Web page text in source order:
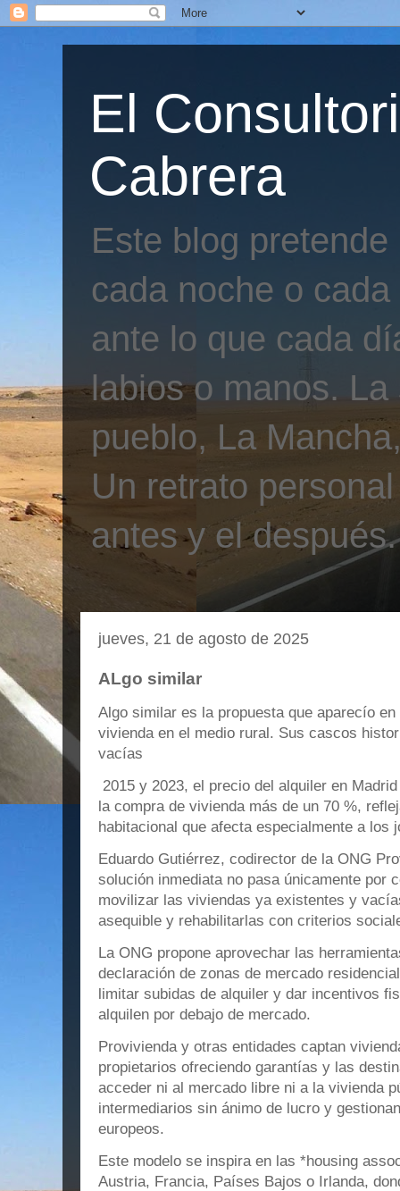
El
Cabrera
Este blog
cada noche o
ante lo que cada
labios o manos.
pueblo, La
Un retrato
antes y el después.
jueves, 21 de agosto de 2025
ALgo similar
Algo similar es la propuesta que aparecío
vivienda en el medio rural. Sus cascos
vacías
2015 y 2023, el precio del alquiler en
la compra de vivienda más de un 70 %,
habitacional que afecta especialmente a
Eduardo Gutiérrez, codirector de la ONG
solución inmediata no pasa únicamente por
movilizar las viviendas ya existentes y
asequible y rehabilitarlas con criterios
La ONG propone aprovechar las
declaración de zonas de mercado
limitar subidas de alquiler y dar incentivos
alquilen por debajo de mercado.
Provivienda y otras entidades captan
propietarios ofreciendo garantías y las
acceder ni al mercado libre ni a la vivienda
intermediarios sin ánimo de lucro y
europeos.
Este modelo se inspira en las *housing
Austria, Francia, Países Bajos o Irlanda,